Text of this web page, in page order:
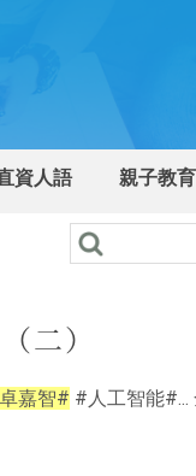
資人語 親子教育
二）
嘉智# #人工智能#...